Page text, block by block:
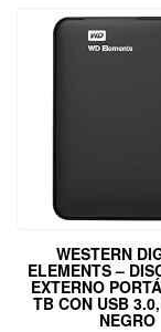
WESTERN
ELEMENTS –
EXTERNO
TB CON USB
NEGRO